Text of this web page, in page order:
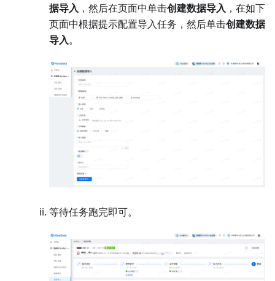
据导入，然后在页面中单击创建数据导入，在如下
页面中根据提示配置导入任务，然后单击创建数据
导入。
等待任务跑完即可。